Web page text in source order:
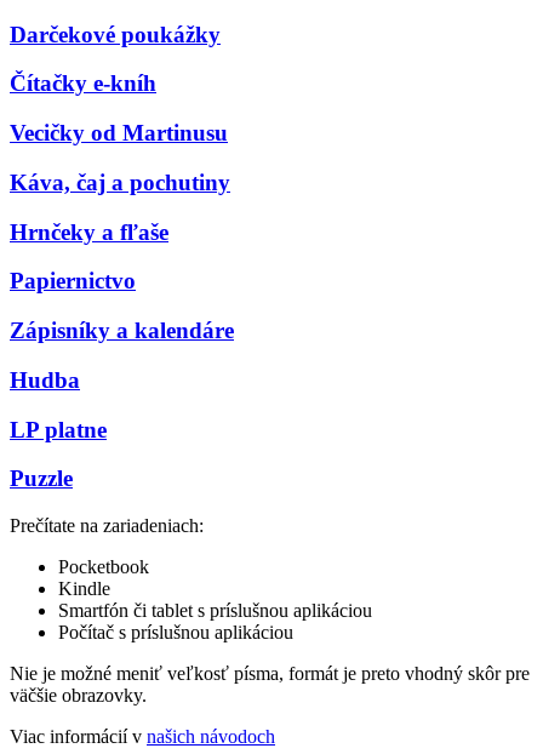
Darčekové poukážky
Čítačky e-kníh
Vecičky od Martinusu
Káva, čaj a pochutiny
Hrnčeky a fľaše
Papiernictvo
Zápisníky a kalendáre
Hudba
LP platne
Puzzle
Prečítate na zariadeniach:
Pocketbook
Kindle
Smartfón či tablet s príslušnou aplikáciou
Počítač s príslušnou aplikáciou
Nie je možné meniť veľkosť písma, formát je preto vhodný skôr pre
väčšie obrazovky.
Viac informácií v našich návodoch